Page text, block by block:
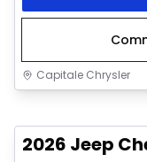
Capitale Chrysler
2026 Jeep